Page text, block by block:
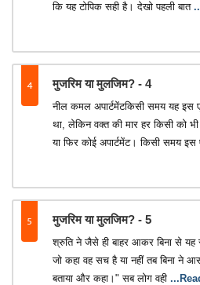
कि यह टोपिक सही है। देखो पहली बात
4 मुजरिम या मुलजिम? - 4
नील कमल अपार्टमेंटकिसी समय यह इस
था, लेकिन वक्त की मार हर किसी को भी
या फिर कोई अपार्टमेंट। किसी समय इस
5 मुजरिम या मुलजिम? - 5
श्रुति ने जैसे ही बाहर आकर बिना से यह
जो कहा वह सच है या नहीं तब बिना ने
बताया और कहा।" सब लोग वही